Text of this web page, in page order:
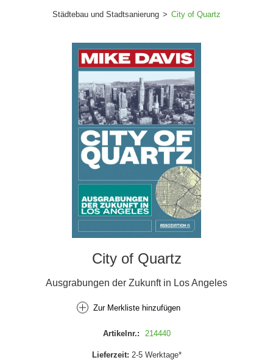
Städtebau und Stadtsanierung > City of Quartz
City of Quartz
Ausgrabungen der Zukunft in Los Angeles
Zur Merkliste hinzufügen
Artikelnr.: 214440
Lieferzeit: 2-5 Werktage*